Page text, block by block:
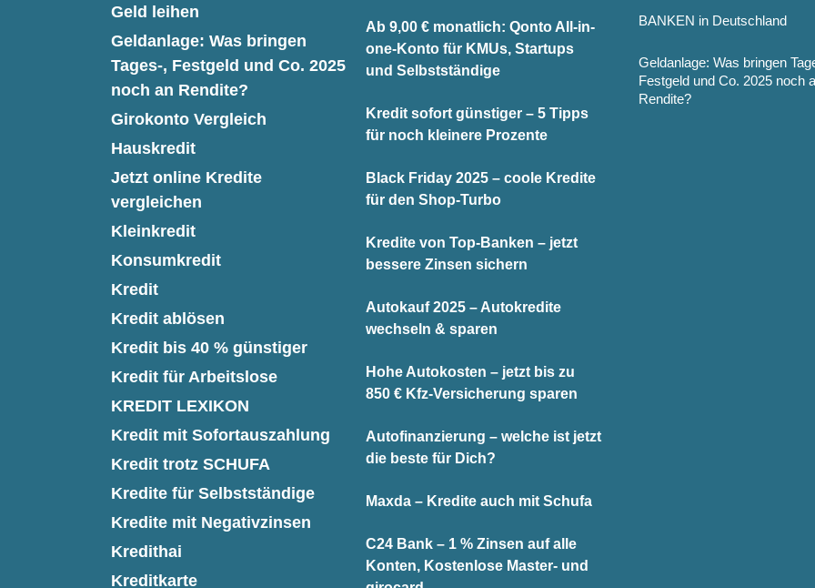
Geld leihen
Geldanlage: Was bringen
Tages-, Festgeld und Co. 2025
noch an Rendite?
Girokonto Vergleich
Hauskredit
Jetzt online Kredite
vergleichen
Kleinkredit
Konsumkredit
Kredit
Kredit ablösen
Kredit bis 40 % günstiger
Kredit für Arbeitslose
KREDIT LEXIKON
Kredit mit Sofortauszahlung
Kredit trotz SCHUFA
Kredite für Selbstständige
Kredite mit Negativzinsen
Kredithai
Kreditkarte
Ab 9,00 € monatlich: Qonto All-in-
one-Konto für KMUs, Startups
und Selbstständige
Kredit sofort günstiger – 5 Tipps
für noch kleinere Prozente
Black Friday 2025 – coole Kredite
für den Shop-Turbo
Kredite von Top-Banken – jetzt
bessere Zinsen sichern
Autokauf 2025 – Autokredite
wechseln & sparen
Hohe Autokosten – jetzt bis zu
850 € Kfz-Versicherung sparen
Autofinanzierung – welche ist jetzt
die beste für Dich?
Maxda – Kredite auch mit Schufa
C24 Bank – 1 % Zinsen auf alle
Konten, Kostenlose Master- und
BANKEN in Deutschland
Geldanlage: Was bringen
Festgeld und Co. 2025 noch
Rendite?